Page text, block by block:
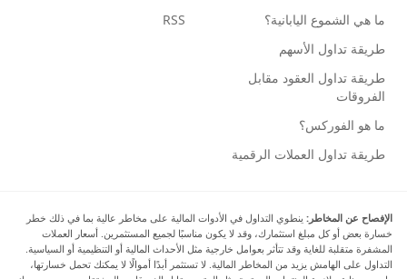
ما هي الشموع اليابانية؟
طريقة تداول الأسهم
طريقة تداول العقود مقابل
الفروقات
ما هو الفوركس؟
طريقة تداول العملات الرقمية
RSS
الإفصاح عن المخاطر: ينطوي التداول في الأدوات المالية على مخاطر عالية بما في ذلك خطر
خسارة بعض أو كل مبلغ استثمارك، وقد لا يكون مناسبًا لجميع المستثمرين. أسعار العملات
المشفرة متقلبة للغاية وقد تتأثر بعوامل خارجية مثل الأحداث المالية أو التنظيمية أو السياسية.
التداول على الهامش يزيد من المخاطر المالية. لا تستثمر أبدًا أموالًا لا يمكنك تحمل خسارتها،